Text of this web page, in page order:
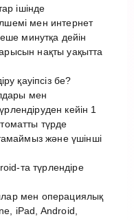
ішінде
мен интернет
минутқа дейін
нақты уақытта
қауіпсіз бе?
мен
кейін 1
түрде
және үшінші
та түрлендіре
мен операциялық
iPad, Android,